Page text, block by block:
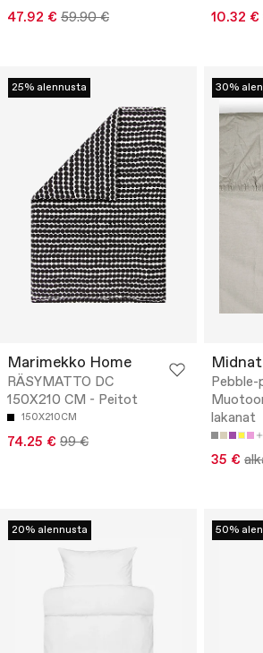
47.92 € 59.90 € 10.32 €
25% alennusta
Marimekko Home
RÄSYMATTO DC
150X210 CM - Peitot
150X210CM
74.25 € 99 €
30%
lakanat
35 €
20% alennusta 50%